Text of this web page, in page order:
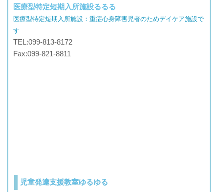
医療型特定短期入所施設るるる
医療型特定短期入所施設：重症心身障害児者のためデイケア施設で
す
TEL:099-813-8172
Fax:099-821-8811
児童発達支援教室ゆるゆる